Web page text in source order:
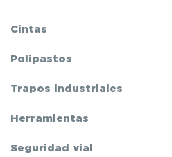
Cintas
Polipastos
Trapos industriales
Herramientas
Seguridad vial